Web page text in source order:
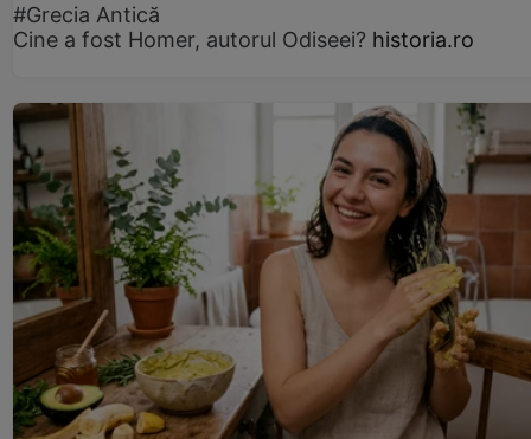
#Grecia Antică
Cine a fost Homer, autorul Odiseei? historia.ro